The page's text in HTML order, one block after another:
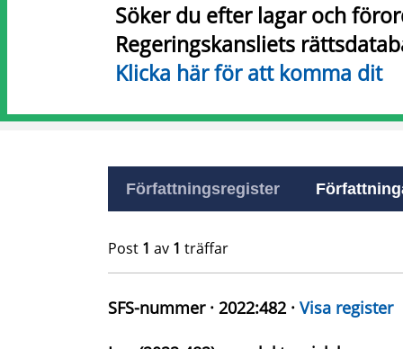
Söker du efter lagar och
Regeringskansliets
Klicka här för att komma dit
Författningsregister
Post 1 av 1 träffar
SFS-nummer · 2022:482 · Visa register